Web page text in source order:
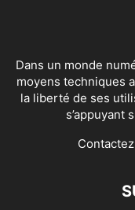
Dans un monde
moyens techniques
la liberté de ses
s’appuyant